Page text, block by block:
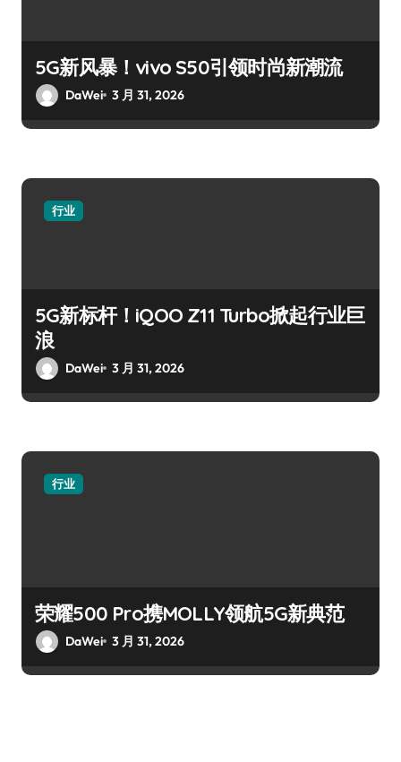
5G新风暴！vivo S50引领时尚新潮流
DaWei 3 月 31, 2026
行业
5G新标杆！iQOO Z11 Turbo掀起行业巨
浪
DaWei 3 月 31, 2026
行业
荣耀500 Pro携MOLLY领航5G新典范
DaWei 3 月 31, 2026